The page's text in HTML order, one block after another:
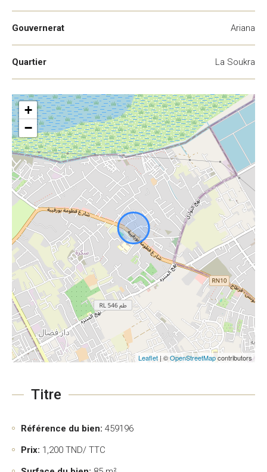
Gouvernerat Ariana
Quartier La Soukra
+
−
Leaflet | ©OpenStreetMapcontributors
Titre
Référence du bien: 459196
Prix: 1,200 TND/ TTC